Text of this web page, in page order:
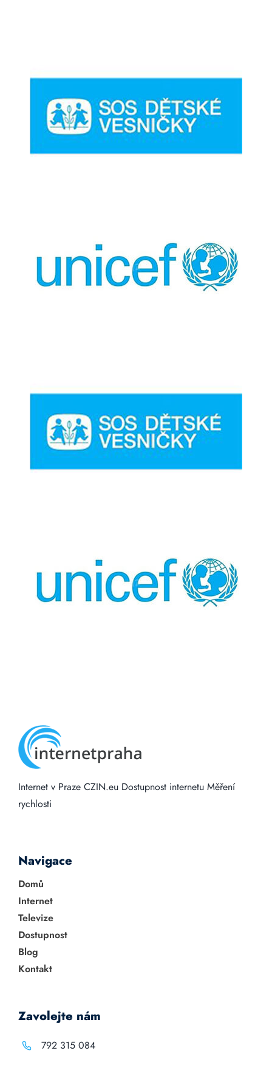
Internet v Praze CZIN.eu Dostupnost internetu Měření
rychlosti
Navigace
Domů
Internet
Televize
Dostupnost
Blog
Kontakt
Zavolejte nám
792 315 084